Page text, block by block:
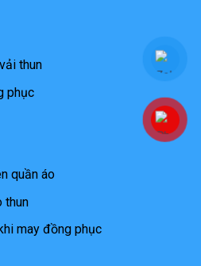
thun
phục
quần áo
thun
may đồng phục